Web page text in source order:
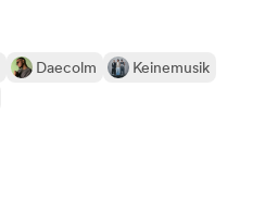
Daecolm
Keinemusik